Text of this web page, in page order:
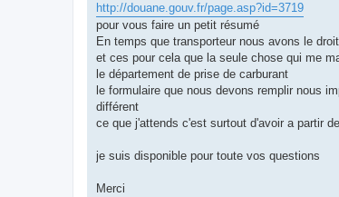
http://douane.gouv.fr/page.asp?id=3719
pour vous faire un petit résumé
En temps que transporteur nous avons le
et ces pour cela que la seule chose qui me
le département de prise de carburant
le formulaire que nous devons remplir nous
différent
ce que j'attends c'est surtout d'avoir a partir
je suis disponible pour toute vos questions
Merci